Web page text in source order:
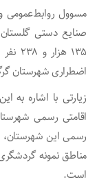
مسوول روابط‌عمومی
صنایع‌ دستی گلستان
۱۳۵
اضطراری شهرستان
اقامتی رسمی
رسمی این
است.